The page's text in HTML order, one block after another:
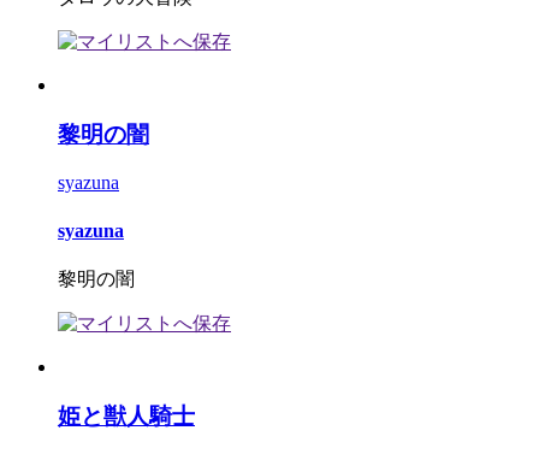
黎明の闇
syazuna
syazuna
黎明の闇
姫と獣人騎士